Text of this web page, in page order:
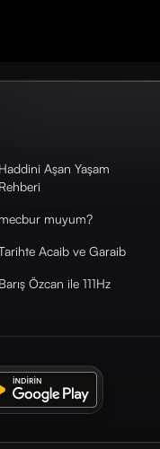
Haddini Aşan Yaşam
Rehberi
mecbur muyum?
Acaib ve Garaib
Barış Özcan ile 111Hz